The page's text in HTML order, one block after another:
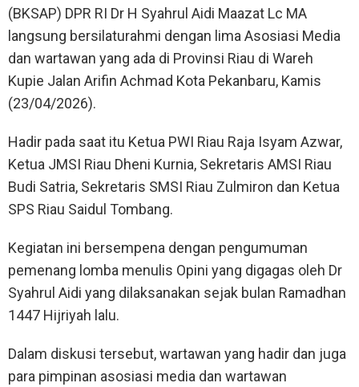
(BKSAP) DPR RI Dr H Syahrul Aidi Maazat Lc MA
langsung bersilaturahmi dengan lima Asosiasi Media
dan wartawan yang ada di Provinsi Riau di Wareh
Kupie Jalan Arifin Achmad Kota Pekanbaru, Kamis
(23/04/2026).
Hadir pada saat itu Ketua PWI Riau Raja Isyam Azwar,
Ketua JMSI Riau Dheni Kurnia, Sekretaris AMSI Riau
Budi Satria, Sekretaris SMSI Riau Zulmiron dan Ketua
SPS Riau Saidul Tombang.
Kegiatan ini bersempena dengan pengumuman
pemenang lomba menulis Opini yang digagas oleh Dr
Syahrul Aidi yang dilaksanakan sejak bulan Ramadhan
1447 Hijriyah lalu.
Dalam diskusi tersebut, wartawan yang hadir dan juga
para pimpinan asosiasi media dan wartawan